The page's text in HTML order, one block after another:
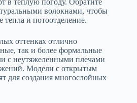
в теплую погоду. Обратите
волокнами, чтобы
тепла и потоотделение.
оттенках отлично
так и более формальные
с неутяжеленными плечами
Модели с открытым
для создания многослойных